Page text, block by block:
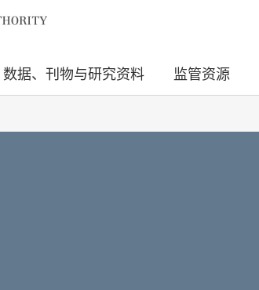
数据、刊物与研究资料 监管资源